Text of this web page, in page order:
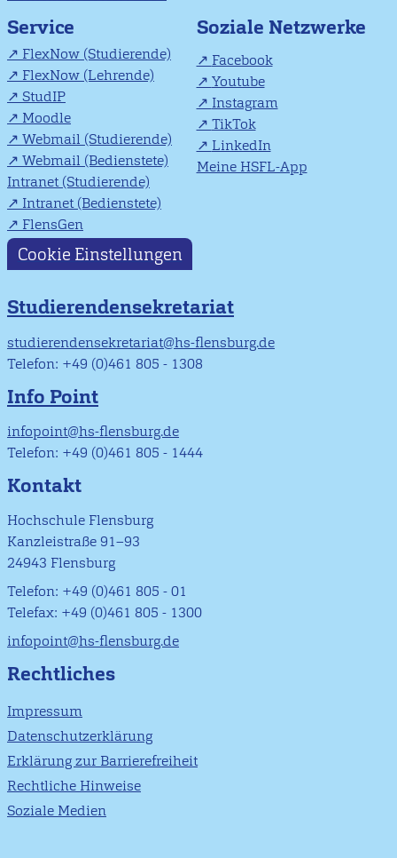
Service
FlexNow (Studierende)
FlexNow (Lehrende)
StudIP
Moodle
Webmail (Studierende)
Webmail (Bedienstete)
Intranet (Studierende)
Intranet (Bedienstete)
FlensGen
Soziale Netzwerke
Facebook
Youtube
Instagram
TikTok
LinkedIn
Meine HSFL-App
Cookie Einstellungen
Studierendensekretariat
studierendensekretariat@hs-flensburg.de
Telefon: +49 (0)461 805 - 1308
Info Point
infopoint@hs-flensburg.de
Telefon: +49 (0)461 805 - 1444
Kontakt
Hochschule Flensburg
Kanzleistraße 91–93
24943 Flensburg
Telefon: +49 (0)461 805 - 01
Telefax: +49 (0)461 805 - 1300
infopoint@hs-flensburg.de
Rechtliches
Impressum
Datenschutzerklärung
Erklärung zur Barrierefreiheit
Rechtliche Hinweise
Soziale Medien